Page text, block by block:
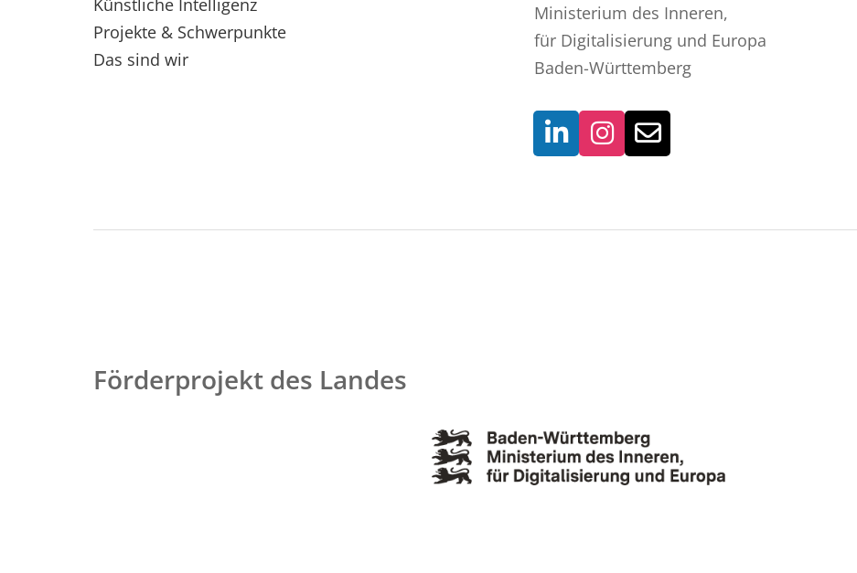
Projekte & Schwerpunkte
Das sind wir
Ministerium des Inneren,
für Digitalisierung und Europa
Baden-Württemberg
Förderprojekt des Landes